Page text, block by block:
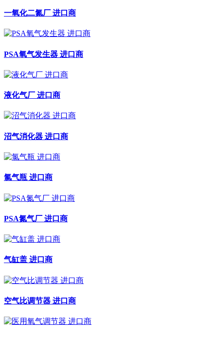
一氧化二氮厂 进口商
PSA氧气发生器 进口商
液化气厂 进口商
沼气消化器 进口商
氯气瓶 进口商
PSA氮气厂 进口商
气缸盖 进口商
空气比调节器 进口商